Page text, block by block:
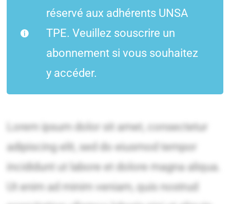
réservé aux adhérents UNSA
TPE. Veuillez souscrire un
abonnement si vous souhaitez
y accéder.